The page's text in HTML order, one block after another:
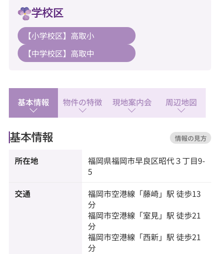
〇水回り新品交換済みで快適にご入居♪
【教育】
◆高取小学校：徒歩5分
【暮らし】
◆ザ・大黒天紅葉店：徒歩4分
◆Mammy's(マミーズ)：徒歩4分
学校区
【小学校区】高取小
【中学校区】高取中
基本情報 物件の特徴 現地案内会 周辺地図
基本情報 情報の見方
所在地 福岡県福岡市早良区昭代３丁目9-
5
交通 福岡市空港線 「藤崎」駅 徒歩13
分
福岡市空港線 「室見」駅 徒歩21
分
福岡市空港線 「西新」駅 徒歩21
分